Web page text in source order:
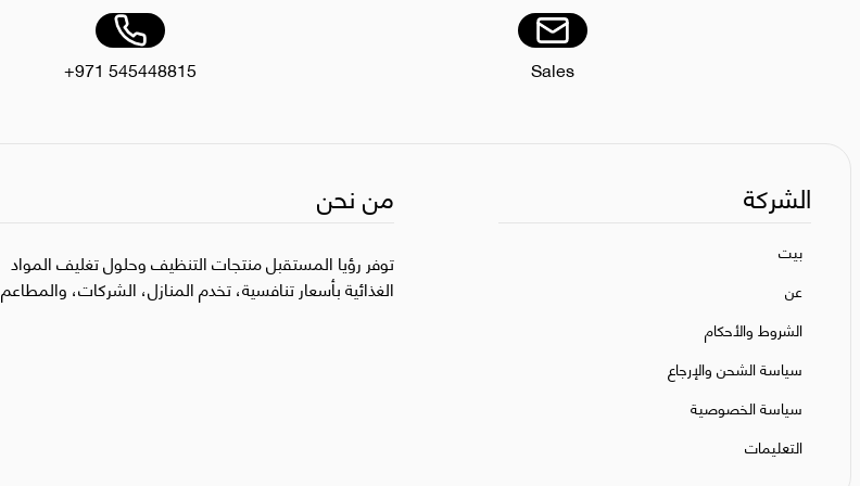
Sales
+971 545448815
الشركة
بيت
عن
الشروط والأحكام
سياسة الشحن والإرجاع
سياسة الخصوصية
التعليمات
من نحن
توفر رؤيا المستقبل منتجات التنظيف وحلول تغليف المواد
الغذائية بأسعار تنافسية، تخدم المنازل، الشركات، والمطاعم